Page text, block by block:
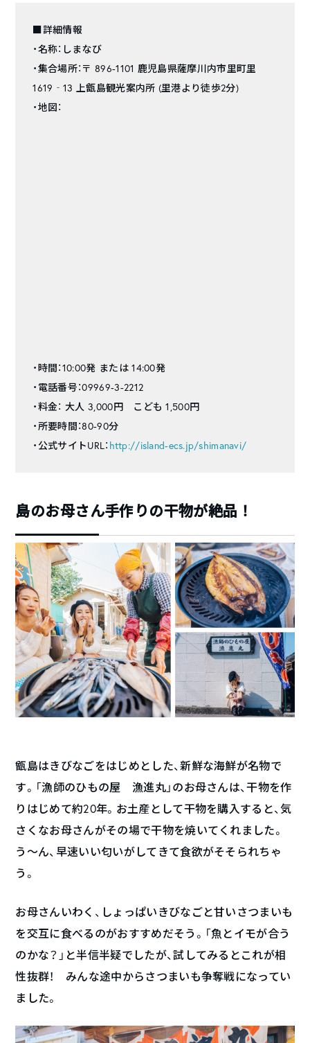
■詳細情報
・名称：しまなび
・集合場所：〒 896-1101 鹿児島県薩摩川内市里町里
1619‐13 上甑島観光案内所 (里港より徒歩2分)
・地図：
・時間：10:00発 または 14:00発
・電話番号：09969-3-2212
・料金： 大人 3,000円 こども 1,500円
・所要時間：80-90分
・公式サイトURL： http://island-ecs.jp/shimanavi/
島のお母さん手作りの干物が絶品！
甑島はきびなごをはじめとした、新鮮な海鮮が名物で
す。「漁師のひもの屋 漁進丸」のお母さんは、干物を作
りはじめて約20年。お土産として干物を購入すると、気
さくなお母さんがその場で干物を焼いてくれました。
う〜ん、早速いい匂いがしてきて食欲がそそられちゃ
う。
お母さんいわく、しょっぱいきびなごと甘いさつまいも
を交互に食べるのがおすすめだそう。「魚とイモが合う
のかな？」と半信半疑でしたが、試してみるとこれが相
性抜群！ みんな途中からさつまいも争奪戦になってい
ました。